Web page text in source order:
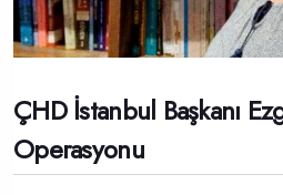
ÇHD İstanbul Başkanı
Operasyonu